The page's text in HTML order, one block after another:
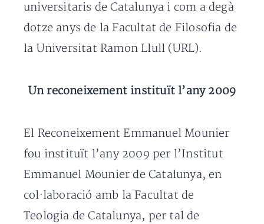
universitaris de Catalunya i com a degà
dotze anys de la Facultat de Filosofia de
la Universitat Ramon Llull (URL).
Un reconeixement instituït l’any 2009
El Reconeixement Emmanuel Mounier
fou instituït l’any 2009 per l’Institut
Emmanuel Mounier de Catalunya, en
col·laboració amb la Facultat de
Teologia de Catalunya, per tal de